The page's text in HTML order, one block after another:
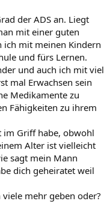
der ADS an. Liegt
mit einer guten
ich mit meinen Kindern
und fürs Lernen.
und auch ich mit viel
mal Erwachsen sein
Medikamente zu
Fähigkeiten zu ihrem
im Griff habe, obwohl
Alter ist vielleicht
sagt mein Mann
dich geheiratet weil
mehr geben oder?